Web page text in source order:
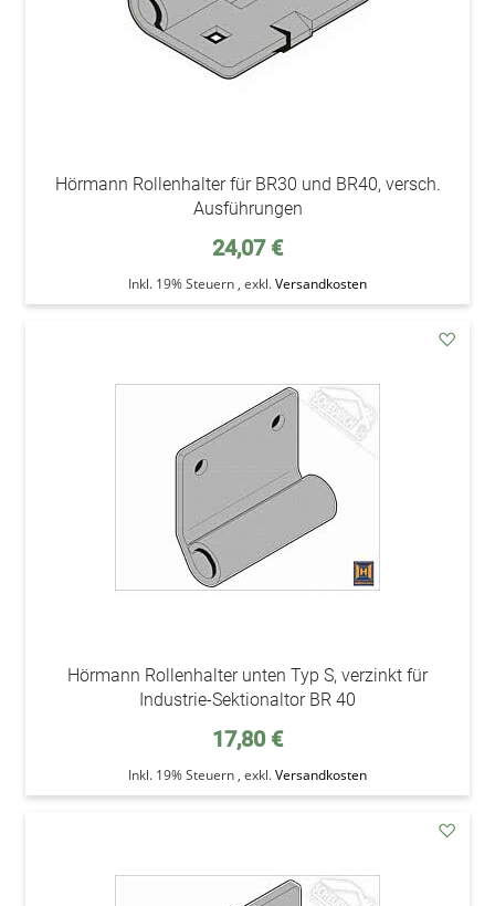
Hörmann Rollenhalter für BR30 und BR40, versch.
Ausführungen
24,07 €
Inkl. 19% Steuern , exkl.Versandkosten
Hörmann Rollenhalter unten Typ S, verzinkt für
Industrie-Sektionaltor BR 40
17,80 €
Inkl. 19% Steuern , exkl.Versandkosten